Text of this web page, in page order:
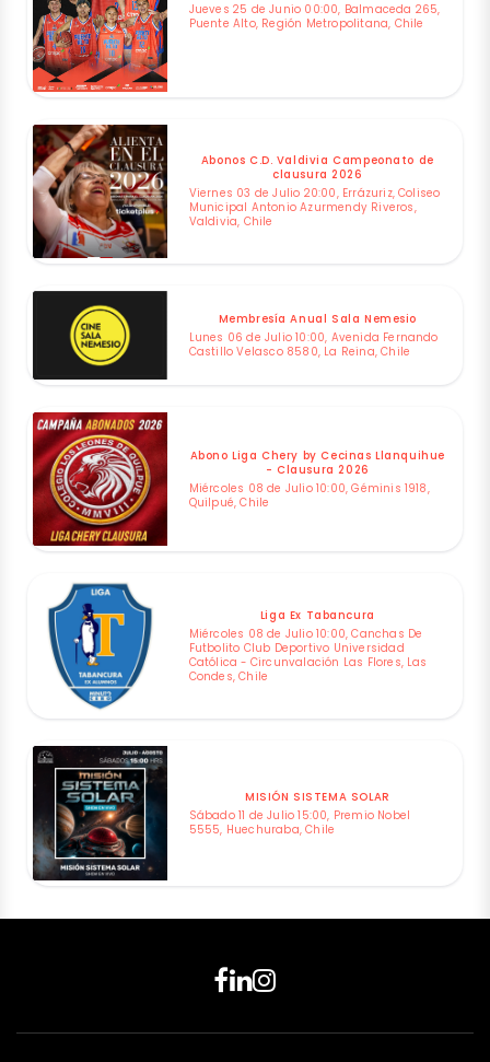
Jueves 25 de Junio 00:00, Balmaceda 265,
Puente Alto, Región Metropolitana, Chile
Abonos C.D. Valdivia Campeonato de
clausura 2026
Viernes 03 de Julio 20:00, Errázuriz, Coliseo
Municipal Antonio Azurmendy Riveros,
Valdivia, Chile
Membresía Anual Sala Nemesio
Lunes 06 de Julio 10:00, Avenida Fernando
Castillo Velasco 8580, La Reina, Chile
Abono Liga Chery by Cecinas Llanquihue
- Clausura 2026
Miércoles 08 de Julio 10:00, Géminis 1918,
Quilpué, Chile
Liga Ex Tabancura
Miércoles 08 de Julio 10:00, Canchas De
Futbolito Club Deportivo Universidad
Católica - Circunvalación Las Flores, Las
Condes, Chile
MISIÓN SISTEMA SOLAR
Sábado 11 de Julio 15:00, Premio Nobel
5555, Huechuraba, Chile